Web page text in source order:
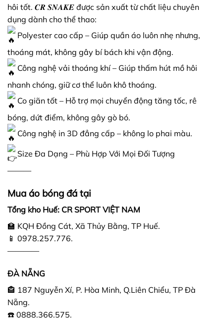
hôi tốt. 𝑪𝑹 𝑺𝑵𝑨𝑲𝑬 được sản xuất từ chất liệu chuyên
dụng dành cho thể thao:
Polyester cao cấp – Giúp quần áo luôn nhẹ nhưng,
thoáng mát, không gây bí bách khi vận động.
Công nghệ vải thoáng khí – Giúp thấm hút mồ hôi
nhanh chóng, giữ cơ thể luôn khô thoáng.
Co giãn tốt – Hỗ trợ mọi chuyển động tăng tốc, rê
bóng, dứt điểm, không gây gò bó.
Công nghệ in 3D đẳng cấp – không lo phai màu.
Size Đa Dạng – Phù Hợp Với Mọi Đối Tượng
———
Mua áo bóng đá tại
Tổng kho Huế: CR SPORT VIỆT NAM
🏫 KQH Đồng Cát, Xã Thủy Bằng, TP Huế.
📱 0978.257.776.
————
ĐÀ NẴNG
🏤 187 Nguyễn Xí, P. Hòa Minh, Q.Liên Chiểu, TP Đà
Nẵng.
☎️ 0888.366.575.